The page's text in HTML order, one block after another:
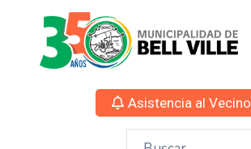
Asistencia al Vecino